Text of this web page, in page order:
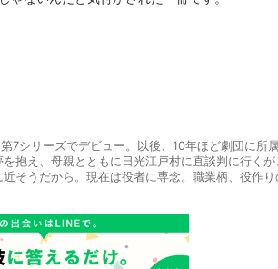
7シリーズでデビュー。以後、10年ほど劇団に所
抱え、母親とともに日光江戸村に直談判に行く
そうだから。現在は役者に専念。職業柄、役作り
9月6日（金）19:30公演アフタートーク出演 会場